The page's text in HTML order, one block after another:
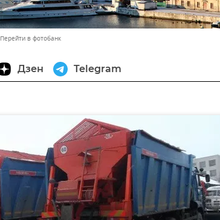
Перейти в фотобанк
Дзен Telegram